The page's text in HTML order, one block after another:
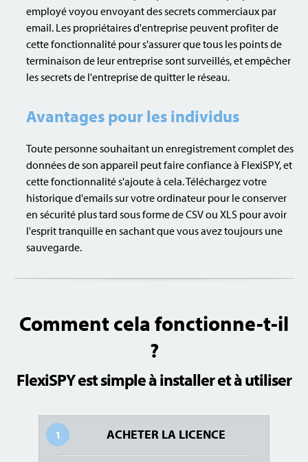
employé voyou envoyant des secrets commerciaux par
email. Les propriétaires d'entreprise peuvent profiter de
cette fonctionnalité pour s'assurer que tous les points de
terminaison de leur entreprise sont surveillés, et empêcher
les secrets de l'entreprise de quitter le réseau.
Avantages pour les individus
Toute personne souhaitant un enregistrement complet des
données de son appareil peut faire confiance à FlexiSPY, et
cette fonctionnalité s'ajoute à cela. Téléchargez votre
historique d'emails sur votre ordinateur pour le conserver
en sécurité plus tard sous forme de CSV ou XLS pour avoir
l'esprit tranquille en sachant que vous avez toujours une
sauvegarde.
Comment cela fonctionne-t-il
?
FlexiSPY est simple à installer et à utiliser
1 ACHETER LA LICENCE